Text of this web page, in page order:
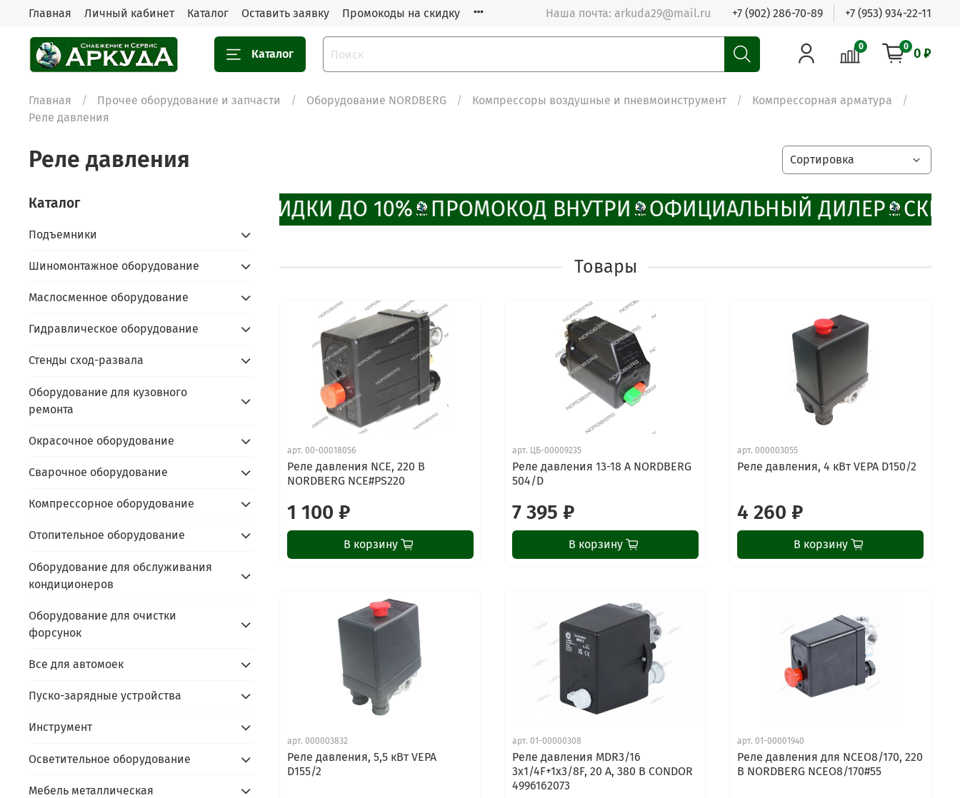
Главная Личный кабинет Каталог Оставить заявку Промокоды на скидку Наша почта: arkuda29@mail.ru +7 (902) 286-70-89 +7 (953) 934-22-11
Каталог
0 0 0 ₽
Главная Прочее оборудование и запчасти Оборудование NORDBERG Компрессоры воздушные и пневмоинструмент
Компрессорная арматура
Реле давления
Реле давления
СКИДКИ ДО 10% ПРОМОКОД ВНУТРИ ОФИЦИАЛЬНЫЙ ДИЛЕР
Товары
арт.00-00018056
Реле давления NCE, 220 В
NORDBERG NCE#PS220
1 100 ₽
В корзину
арт. ЦБ-00009235
Реле давления 13-18 A NORDBERG
504/D
7 395 ₽
В корзину
арт.000003055
Реле давления, 4 кВт VEPA D150/2
4 260 ₽
В корзину
арт.000003832
Реле давления, 5,5 кВт VEPA
D155/2
арт.01-00000308
Реле давления MDR3/16
3х1/4F+1х3/8F, 20 А, 380 В CONDOR
4996162073
арт.01-00001940
Реле давления для NCEO8/170, 220
В NORDBERG NCEO8/170#55
Каталог
Подъемники
Шиномонтажное оборудование
Маслосменное оборудование
Гидравлическое оборудование
Стенды сход-развала
Оборудование для кузовного
ремонта
Окрасочное оборудование
Сварочное оборудование
Компрессорное оборудование
Отопительное оборудование
Оборудование для обслуживания
кондиционеров
Оборудование для очистки
форсунок
Все для автомоек
Пуско-зарядные устройства
Инструмент
Осветительное оборудование
Мебель металлическая